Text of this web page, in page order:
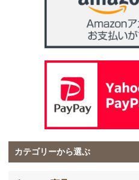
カテゴリーから選ぶ